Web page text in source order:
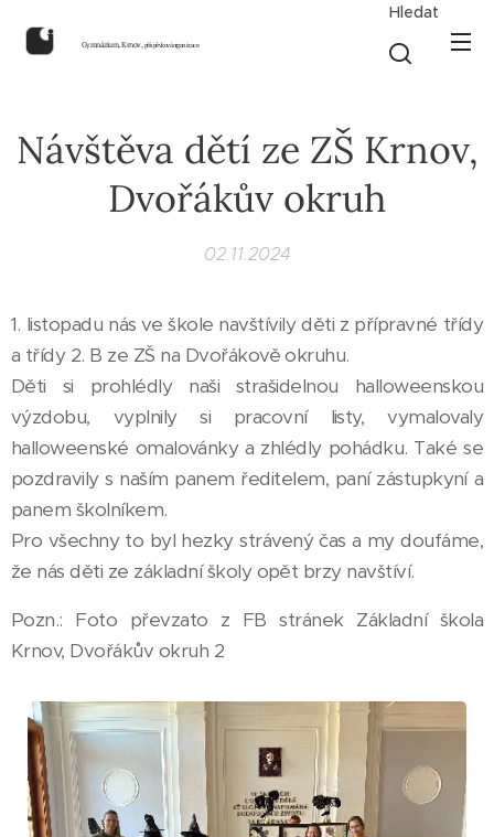
Gymnázium, Krnov,příspěvková organizace
Hledat
Návštěva dětí ze ZŠ Krnov,
Dvořákův okruh
02.11.2024
1. listopadu nás ve škole navštívily děti z přípravné třídy
a třídy 2. B ze ZŠ na Dvořákově okruhu.
Děti si prohlédly naši strašidelnou halloweenskou
výzdobu, vyplnily si pracovní listy, vymalovaly
halloweenské omalovánky a zhlédly pohádku. Také se
pozdravily s naším panem ředitelem, paní zástupkyní a
panem školníkem.
Pro všechny to byl hezky strávený čas a my doufáme,
že nás děti ze základní školy opět brzy navštíví.
Pozn.: Foto převzato z FB stránek Základní škola
Krnov, Dvořákův okruh 2